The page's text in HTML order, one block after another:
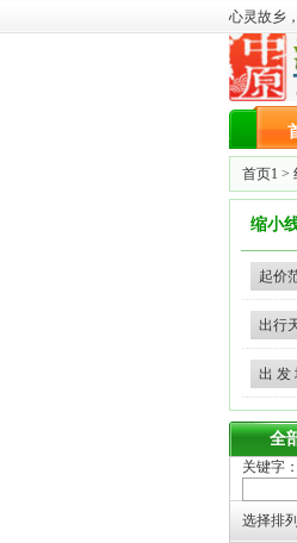
心灵故乡
首页1 >
缩小
起价
出行
出 发
全
关键字：
选择排